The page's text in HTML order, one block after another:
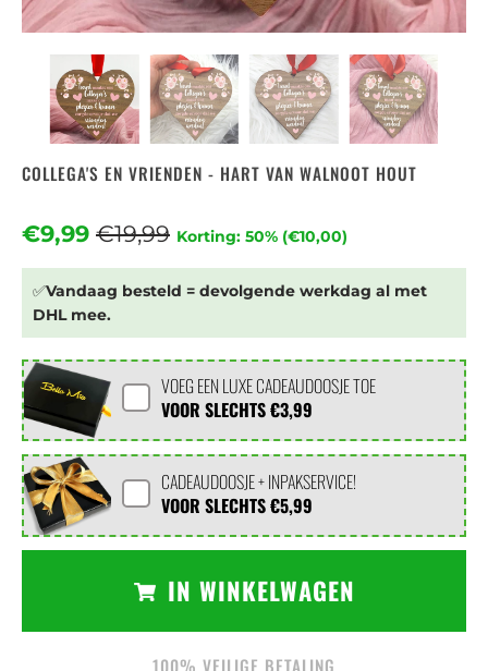
COLLEGA'S EN VRIENDEN - HART VAN WALNOOT HOUT
€9,99 €19,99 Korting: 50% (€10,00)
✅Vandaag besteld = devolgende werkdag al met
DHL mee.
VOEG EEN LUXE CADEAUDOOSJE TOE
VOOR SLECHTS€3,99
CADEAUDOOSJE + INPAKSERVICE!
VOOR SLECHTS€5,99
IN WINKELWAGEN
100% VEILIGE BETALING